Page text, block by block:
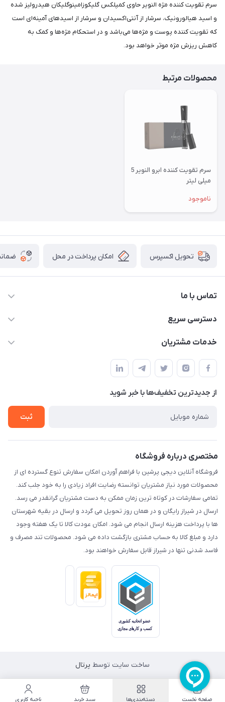
سرم تقویت کننده مژه النویر حاوی کمپلکس گلیکوزامینوگلیکان هیدرولیز شده
و اسید هیالورونیک، سرشار از آنتی‌اکسیدان و سرشار از اسیدهای آمینه‌ای است
که تقویت کننده‌ پوست و‌ مژه‌ها می‌باشد‌ و در استحکام مژه‌ها و کمک به
کاهش ریزش مژه موثر خواهد بود.
محصولات مرتبط
سرم تقویت کننده ابرو النویر 5
میلی لیتر
ناموجود
تحویل اکسپرس امکان پرداخت در محل
تماس با ما
09172138137
دسترسی سریع
حساب کاربری
لیست محصولات
درباره ما
خدمات مشتریان
قوانین و مقررات
حریم خصوصی
راهنما
از جدید‌ترین تخفیف‌ها با‌ خبر شوید
ثبت
مختصری درباره فروشگاه
فروشگاه آنلاین دیجی پرشین با فراهم آوردن امکان سفارش تنوع گسترده ای از
محصولات مورد نیاز مشتریان توانسته رضایت افراد زیادی را به خود جلب کند.
تمامی سفارشات در کوتاه ترین زمان ممکن به دست مشتریان گرانقدر می رسد.
ارسال در شیراز رایگان و در همان روز تحویل می گردد و ارسال در بقیه شهرستان
ها با پرداخت هزینه ارسال انجام می شود. امکان عودت کالا تا یک هفته وجود
دارد و مبلغ کالا به حساب مشتری بازگشت داده می شود. محصولات تند مصرف و
فاسد شدنی تنها در شیراز قابل سفارش خواهند بود.
ساخت سایت توسط پرتال
صفحه نخست دسته‌بندی‌ها سبد خرید ناحیه کاربری